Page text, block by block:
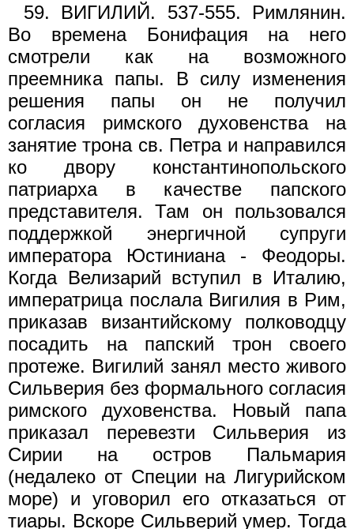
59. ВИГИЛИЙ. 537-555. Римлянин.
Во времена Бонифация на него
смотрели как на возможного
преемника папы. В силу изменения
решения папы он не получил
согласия римского духовенства на
занятие трона св. Петра и направился
ко двору константинопольского
патриарха в качестве папского
представителя. Там он пользовался
поддержкой энергичной супруги
императора Юстиниана - Феодоры.
Когда Велизарий вступил в Италию,
императрица послала Вигилия в Рим,
приказав византийскому полководцу
посадить на папский трон своего
протеже. Вигилий занял место живого
Сильверия без формального согласия
римского духовенства. Новый папа
приказал перевезти Сильверия из
Сирии на остров Пальмария
(недалеко от Специи на Лигурийском
море) и уговорил его отказаться от
тиары. Вскоре Сильверий умер. Тогда